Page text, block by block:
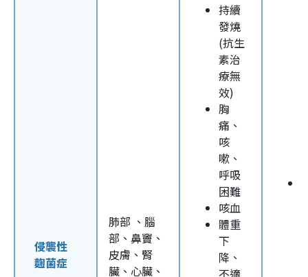
侵襲性
麴菌症
肺部 、腦
部、鼻竇、
皮膚、腎
臟、心臟、
持續
發燒
(抗生
素治
療無
效)
胸
痛、
咳
嗽、
呼吸
困難
咳血
體重
下
降、
不適